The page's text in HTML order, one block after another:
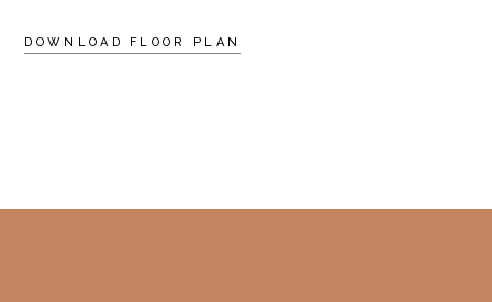
DOWNLOAD FLOOR PLAN